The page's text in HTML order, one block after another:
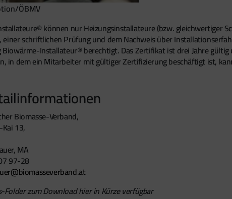
ÖBMV
können nur Heizungsinstallateure (bzw. gleichwertiger
einer schriftlichen Prüfung und dem Nachweis über
Biowärme-Installateur® berechtigt. Das Zertifikat ist drei Jahre
in dem ein Mitarbeiter mit gültiger Zertifizierung beschäftigt ist,
Biomasse-Verband,
13,
MA
97-28
zum Download hier in Kürze verfügbar